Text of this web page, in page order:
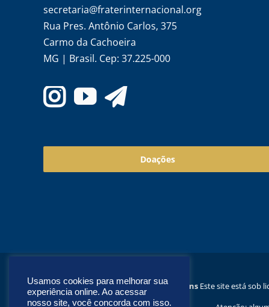
secretaria@fraterinternacional.org
Rua Pres. Antônio Carlos, 375
Carmo da Cachoeira
MG | Brasil. Cep: 37.225-000
Doações
Este site está sob
Usamos cookies para melhorar sua
experiência online. Ao acessar
nosso site, você concorda com isso.